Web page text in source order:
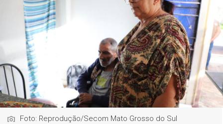
Foto: Reprodução/Secom Mato Grosso do Sul